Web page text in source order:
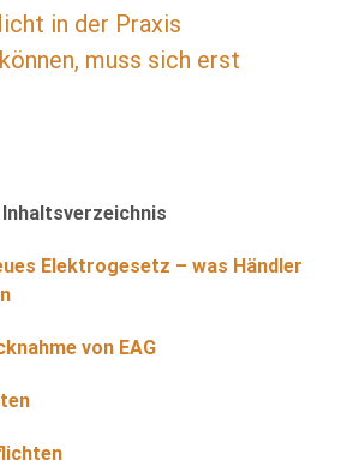
in der Praxis
muss sich erst
Inhaltsverzeichnis
Elektrogesetz – was Händler
von EAG